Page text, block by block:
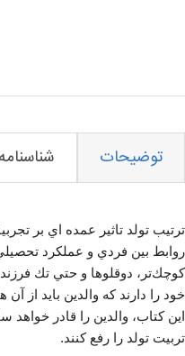
توضیحات شناسنامه
ترتيب تولد تاثير عمده اي بر
روابط بين فردي و عملكرد
كوچك‌تر، دوقلوها و حتي تك
خود را دارند كه والدين بايد از
اين كتاب، والدين را قادر
تربيت تولد را رفع كنند.